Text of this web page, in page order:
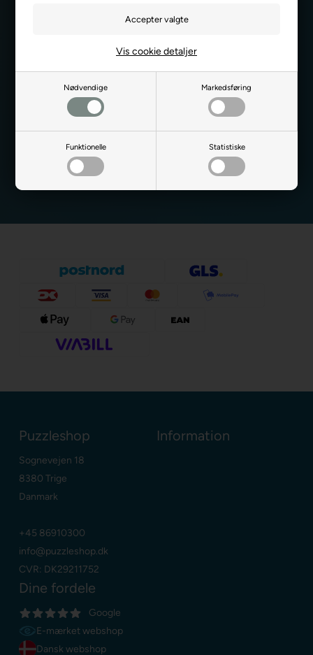
Nødvendige Markedsføring
Funktionelle Statistiske
Vis cookie detaljer
Ja tak, jeg ønsker at modtage nyhedsbreve og skræddersyet
markedsføring fra Dartshop via e-mail. Jeg kan til enhver tid
afmelde mig igen.Læs mere i vores samtykkeerklæring for
elektronisk post
Puzzleshop
Sognevejen 18
8380 Trige
Danmark
+45 86910300
info@puzzleshop.dk
CVR: DK29211752
Information
Dine fordele
Google
E-mærket webshop
Dansk webshop